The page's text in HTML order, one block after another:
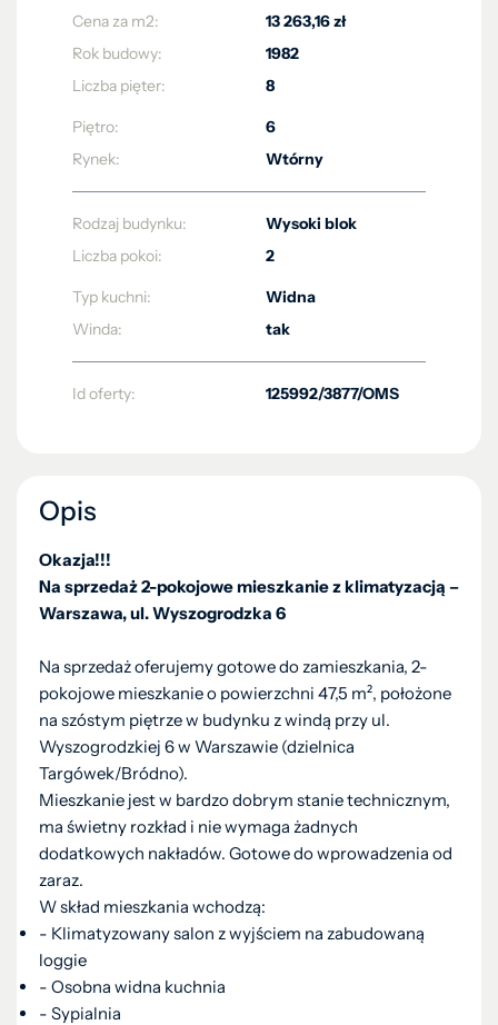
Cena za m2:
13 263,16 zł
Rok budowy:
1982
Liczba pięter:
8
Piętro:
6
Rynek:
Wtórny
Rodzaj budynku:
Wysoki blok
Liczba pokoi:
2
Typ kuchni:
Widna
Winda:
tak
Id oferty: 125992/3877/OMS
Opis
Okazja!!!
Na sprzedaż 2-pokojowe mieszkanie z klimatyzacją –
Warszawa, ul. Wyszogrodzka 6
Na sprzedaż oferujemy gotowe do zamieszkania, 2-
pokojowe mieszkanie o powierzchni 47,5 m², położone
na szóstym piętrze w budynku z windą przy ul.
Wyszogrodzkiej 6 w Warszawie (dzielnica
Targówek/Bródno).
Mieszkanie jest w bardzo dobrym stanie technicznym,
ma świetny rozkład i nie wymaga żadnych
dodatkowych nakładów. Gotowe do wprowadzenia od
zaraz.
W skład mieszkania wchodzą:
- Klimatyzowany salon z wyjściem na zabudowaną
loggie
- Osobna widna kuchnia
- Sypialnia